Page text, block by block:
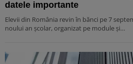
datele importante
Elevii din România revin în bănci pe 7
noului an școlar, organizat pe module și…